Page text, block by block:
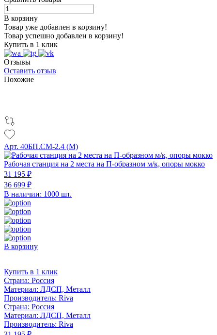
В корзину
Товар уже добавлен в корзину!
Товар успешно добавлен в корзину!
Купить в 1 клик
Отзывы
Оставить отзыв
Похожие
Арт. 40БП.СМ-2.4 (M)
Рабочая станция на 2 места на П-образном м/к, опоры мокко
31 195 ₽
36 699 ₽
В наличии: 1000 шт.
В корзину
Купить в 1 клик
Страна: Россия
Материал: ЛДСП, Металл
Производитель: Riva
Страна: Россия
Материал: ЛДСП, Металл
Производитель: Riva